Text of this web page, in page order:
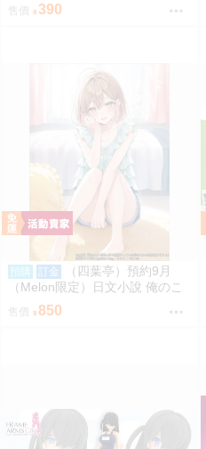
361
390
預購 訂金
（四葉亭）預約9月
（Melon限定）日文小說 俺のこ
とを死んだと勘違いしていた幼
なじみの愛が重すぎる (2) Paru
售價 850